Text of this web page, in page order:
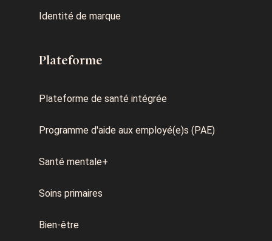
Identité de marque
Plateforme
Plateforme de santé intégrée
Programme d'aide aux employé(e)s (PAE)
Santé mentale+
Soins primaires
Bien-être